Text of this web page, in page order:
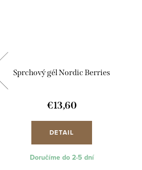
Sprchový gél Nordic Berries
€13,60
DETAIL
Doručíme do 2-5 dní